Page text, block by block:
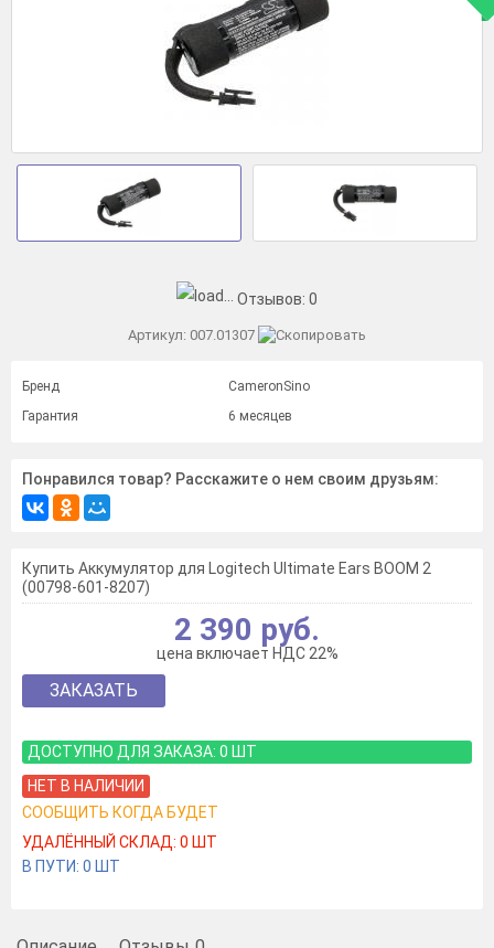
Отзывов: 0
Артикул: 007.01307
Бренд
CameronSino
Гарантия
6 месяцев
Понравился товар? Расскажите о нем своим друзьям:
Купить Аккумулятор для Logitech Ultimate Ears BOOM 2
(00798-601-8207)
2 390 руб.
цена включает НДС 22%
ЗАКАЗАТЬ
ДОСТУПНО ДЛЯ ЗАКАЗА: 0 ШТ
НЕТ В НАЛИЧИИ
СООБЩИТЬ КОГДА БУДЕТ
УДАЛЁННЫЙ СКЛАД: 0 ШТ
В ПУТИ: 0 ШТ